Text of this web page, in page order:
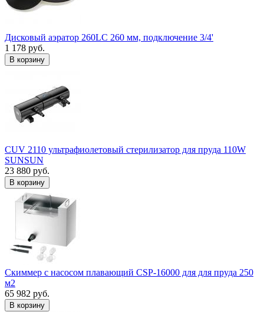
Дисковый аэратор 260LC 260 мм, подключение 3/4'
1 178 руб.
В корзину
CUV 2110 ультрафиолетовый стерилизатор для пруда 110W
SUNSUN
23 880 руб.
В корзину
Скиммер с насосом плавающий CSP-16000 для для пруда 250
м2
65 982 руб.
В корзину